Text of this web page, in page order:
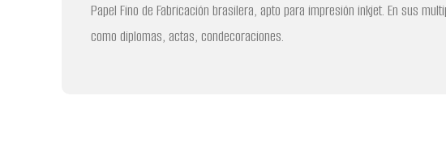
Papel Fino de Fabricación brasilera, apto para impresión inkjet. En sus
como diplomas, actas, condecoraciones.